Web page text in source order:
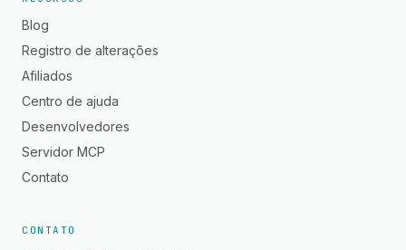
Blog
Registro de alterações
Afiliados
Centro de ajuda
Desenvolvedores
Servidor MCP
Contato
CONTATO